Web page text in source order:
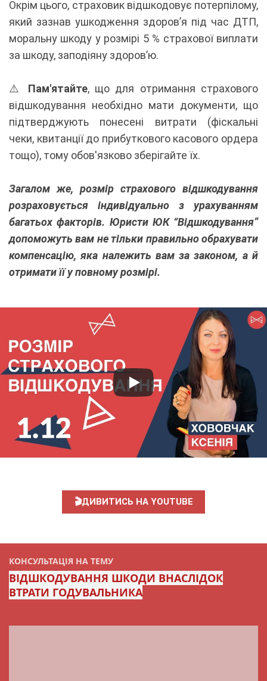
Окрім цього, страховик відшкодовує потерпілому,
який зазнав ушкодження здоров’я під час ДТП,
моральну шкоду у розмірі 5 % страхової виплати
за шкоду, заподіяну здоров’ю.
⚠️ Пам'ятайте, що для отримання страхового
відшкодування необхідно мати документи, що
підтверджують понесені витрати (фіскальні
чеки, квитанції до прибуткового касового ордера
тощо), тому обов'язково зберігайте їх.
Загалом же, розмір страхового відшкодування
розраховується індивідуально з урахуванням
багатьох факторів. Юристи ЮК “Відшкодування”
допоможуть вам не тільки правильно обрахувати
компенсацію, яка належить вам за законом, а й
отримати її у повному розмірі.
🎬ДИВИТИСЬ НА YOUTUBE
КОНСУЛЬТАЦІЯ НА ТЕМУ
ВІДШКОДУВАННЯ ШКОДИ ВНАСЛІДОК
ВТРАТИ ГОДУВАЛЬНИКА